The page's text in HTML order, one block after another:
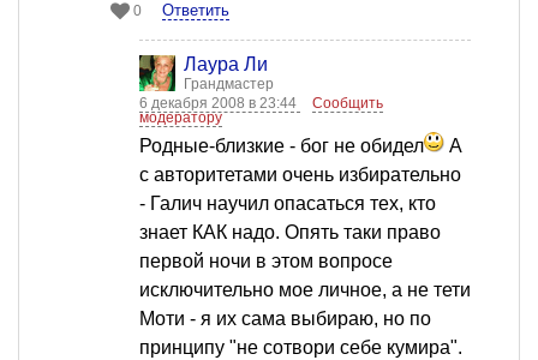
0 Ответить
Лаура Ли
Грандмастер
6 декабря 2008 в 23:44
Сообщить
модератору
Родные-близкие - бог не обидел
А
с авторитетами очень избирательно
- Галич научил опасаться тех, кто
знает КАК надо. Опять таки право
первой ночи в этом вопросе
исключительно мое личное, а не тети
Моти - я их сама выбираю, но по
принципу "не сотвори себе кумира".